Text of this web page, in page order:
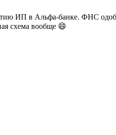
ИП в Альфа-банке. ФНС
схема вообще 😄